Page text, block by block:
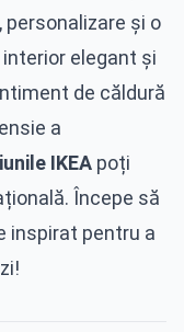
personalizare și o
elegant și
de căldură
a
IKEA poți
Începe să
inspirat pentru a